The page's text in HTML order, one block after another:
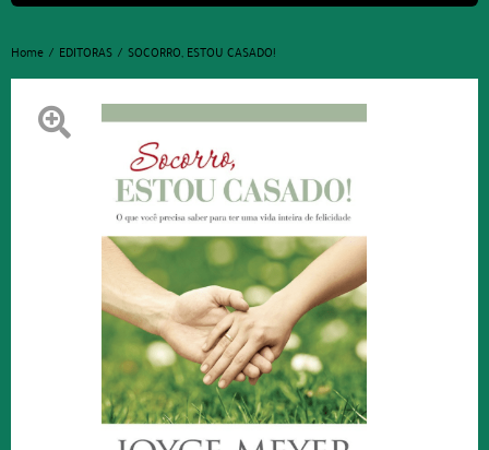
Home EDITORAS SOCORRO, ESTOU CASADO!